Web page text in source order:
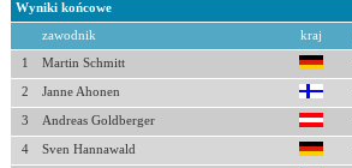
Wyniki końcowe
zawodnik kraj
1 Martin Schmitt
2 Janne Ahonen
3 Andreas Goldberger
4 Sven Hannawald